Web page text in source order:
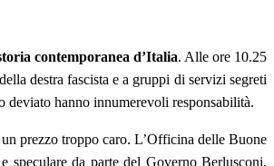
contemporanea d’Italia. Alle ore 10.25
destra fascista e a gruppi di servizi segreti
deviato hanno innumerevoli responsabilità.
prezzo troppo caro. L’Officina delle Buone
speculare da parte del Governo Berlusconi,